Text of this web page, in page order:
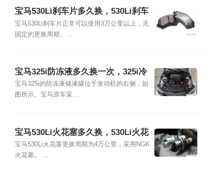
宝马530Li刹车片多久换，530Li刹车
片品牌型号及更换教程
宝马530Li刹车片正常可以使用3万公里以上，无
固定的更换周期。...
宝马325i防冻液多久换一次，325i冷
却液加注及更换教程
宝马325i的防冻液储液罐位于发动机的右侧，如
图所示。宝马原车采...
宝马530Li火花塞多久换，530Li火花
塞品牌型号及更换教程
宝马530Li火花塞更换周期为4万公里，采用NGK
火花塞。 ...